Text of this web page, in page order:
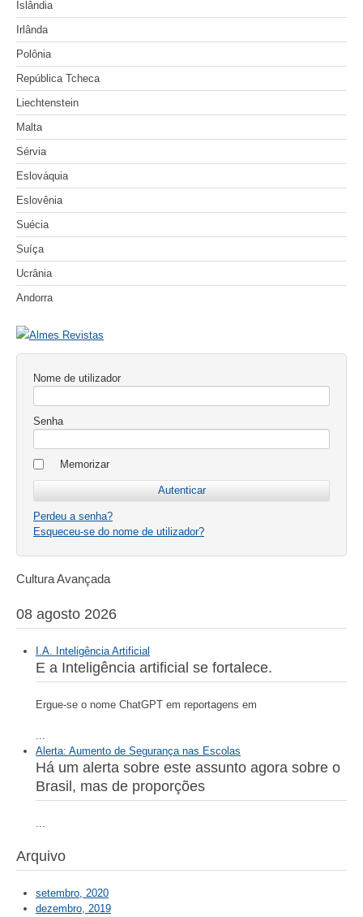
Islândia
Irlânda
Polônia
República Tcheca
Liechtenstein
Malta
Sérvia
Eslováquia
Eslovênia
Suécia
Suíça
Ucrânia
Andorra
Nome de utilizador
Senha
Memorizar
Perdeu a senha?
Esqueceu-se do nome de utilizador?
Cultura Avançada
08 agosto 2026
I.A. Inteligência Artificial
E a Inteligência artificial se fortalece.
Ergue-se o nome ChatGPT em reportagens em
...
Alerta: Aumento de Segurança nas Escolas
Há um alerta sobre este assunto agora sobre o
Brasil, mas de proporções
...
Arquivo
setembro, 2020
dezembro, 2019